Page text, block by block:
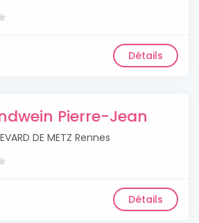
Détails
Pierre-Jean
DE METZ Rennes
Détails